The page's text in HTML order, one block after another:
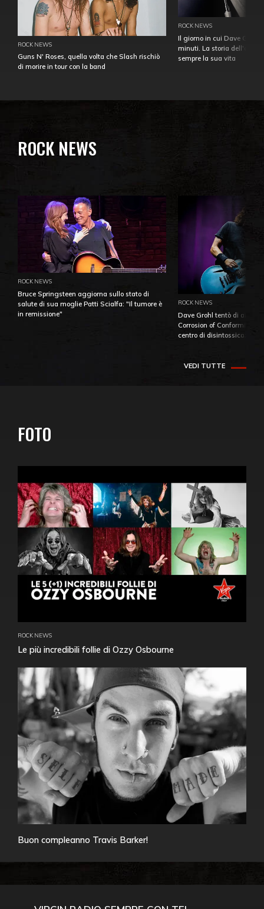
ROCK NEWS
Guns N' Roses, quella volta che Slash rischiò
di morire in tour con la band
ROCK NEWS
Il giorno in cui Dave
minuti. La storia
sempre la sua vita
ROCK NEWS
ROCK NEWS
Bruce Springsteen aggiorna sullo stato di
salute di sua moglie Patti Scialfa: "Il tumore è
in remissione"
ROCK NEWS
Dave Grohl tentò di
Corrosion of Conformity
centro di
VEDI TUTTE
FOTO
ROCK NEWS
Le più incredibili follie di Ozzy Osbourne
Buon compleanno Travis Barker!